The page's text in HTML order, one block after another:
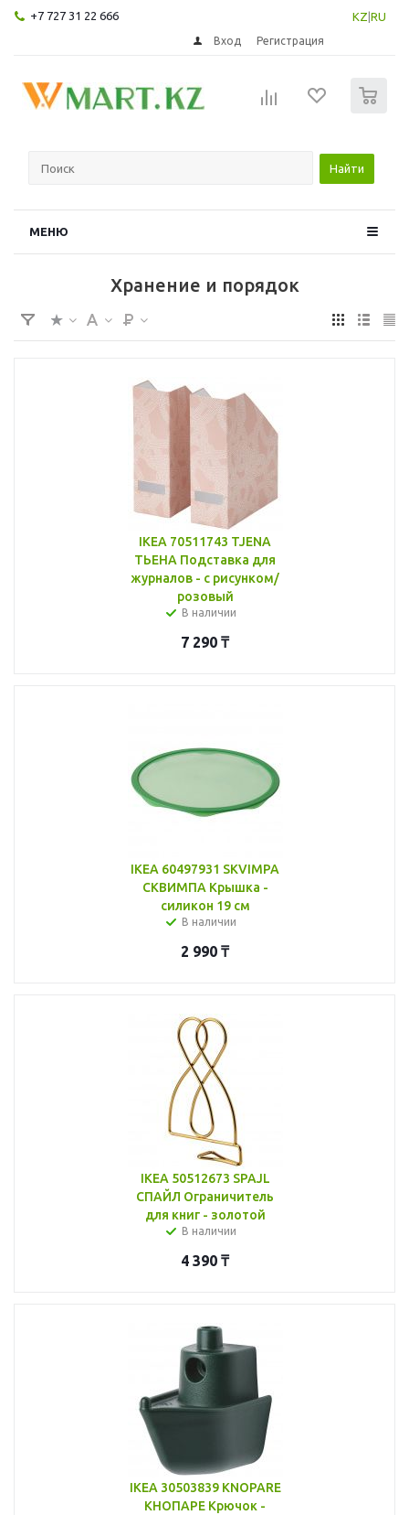
+7 727 31 22 666 KZ RU
Вход Регистрация
Найти
МЕНЮ
Хранение и порядок
IKEA 70511743 TJENA
ТЬЕНА Подставка для
журналов - с рисунком/
розовый
В наличии
7 290 ₸
IKEA 60497931 SKVIMPA
СКВИМПА Крышка -
силикон 19 см
В наличии
2 990 ₸
IKEA 50512673 SPAJL
СПАЙЛ Ограничитель
для книг - золотой
В наличии
4 390 ₸
IKEA 30503839 KNOPARE
КНОПАРЕ Крючок -